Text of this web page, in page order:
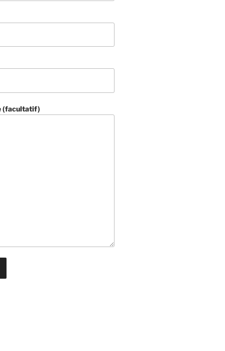
(facultatif)